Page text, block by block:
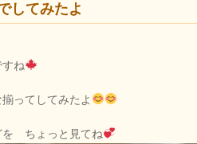
してみたよ
ね
ってしてみたよ
を ちょっと見てね